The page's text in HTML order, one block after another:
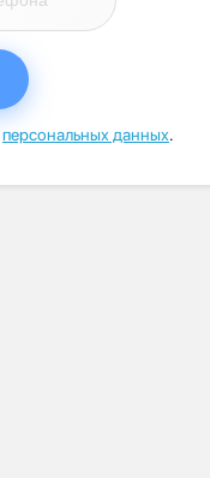
персональных данных.